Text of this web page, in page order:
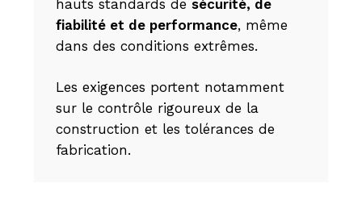
hauts standards de sécurité, de
fiabilité et de performance, même
dans des conditions extrêmes.
Les exigences portent notamment
sur le contrôle rigoureux de la
construction et les tolérances de
fabrication.